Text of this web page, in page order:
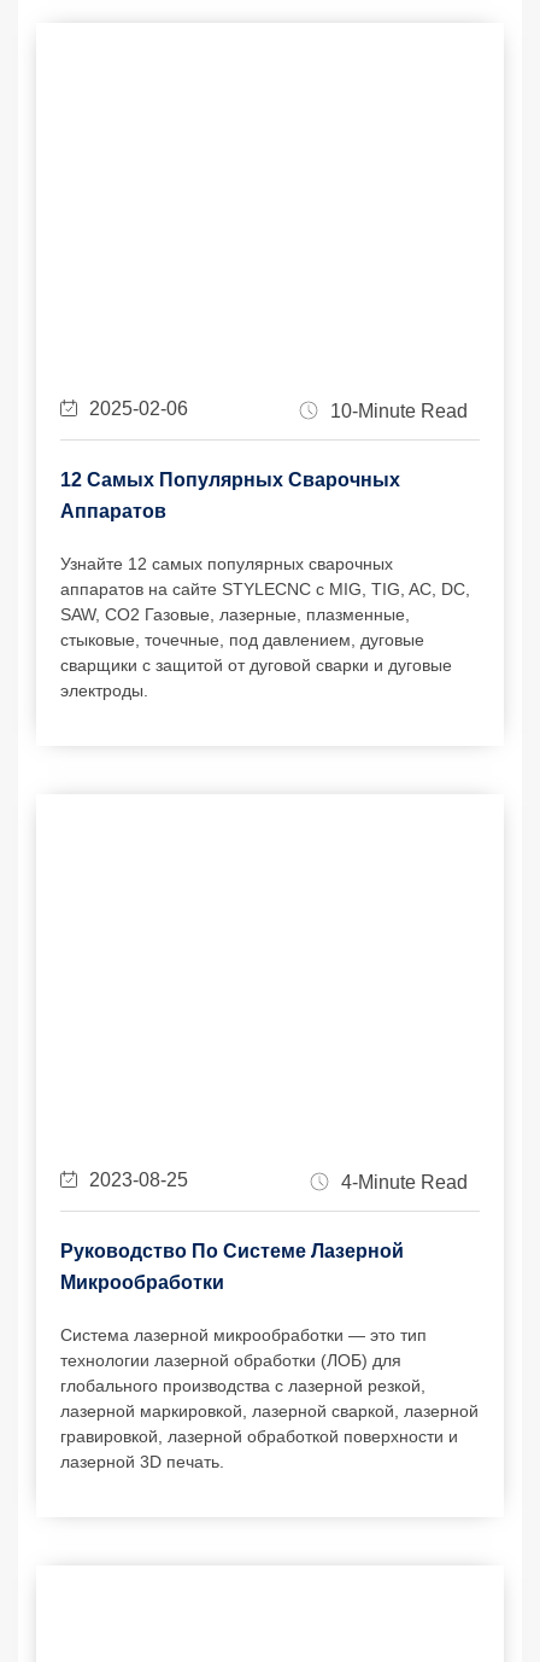
2025-02-06 10-Minute Read
12 Самых Популярных Сварочных
Аппаратов
Узнайте 12 самых популярных сварочных
аппаратов на сайте STYLECNC с MIG, TIG, AC, DC,
SAW, CO2 Газовые, лазерные, плазменные,
стыковые, точечные, под давлением, дуговые
сварщики с защитой от дуговой сварки и дуговые
электроды.
2023-08-25 4-Minute Read
Руководство По Системе Лазерной
Микрообработки
Система лазерной микрообработки — это тип
технологии лазерной обработки (ЛОБ) для
глобального производства с лазерной резкой,
лазерной маркировкой, лазерной сваркой, лазерной
гравировкой, лазерной обработкой поверхности и
лазерной 3D печать.